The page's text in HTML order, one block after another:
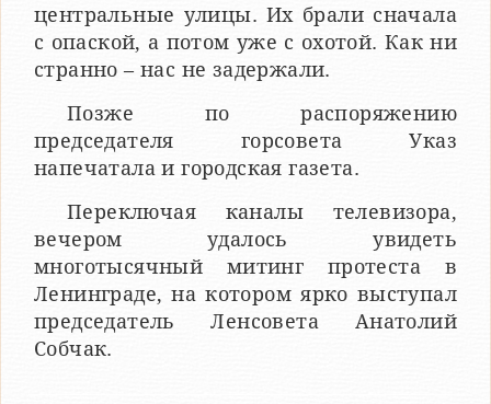
центральные улицы. Их брали сначала
с опаской, а потом уже с охотой. Как ни
странно – нас не задержали.
Позже по распоряжению
председателя горсовета Указ
напечатала и городская газета.
Переключая каналы телевизора,
вечером удалось увидеть
многотысячный митинг протеста в
Ленинграде, на котором ярко выступал
председатель Ленсовета Анатолий
Собчак.